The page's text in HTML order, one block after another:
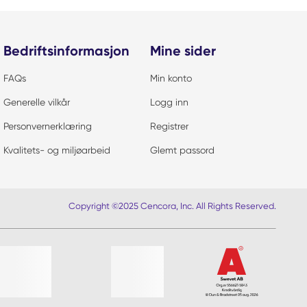
Bedriftsinformasjon
FAQs
Generelle vilkår
Personvernerklæring
Kvalitets- og miljøarbeid
Mine sider
Min konto
Logg inn
Registrer
Glemt passord
Copyright ©2025 Cencora, Inc. All Rights Reserved.